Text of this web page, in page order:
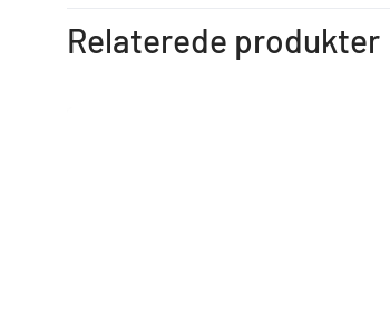
Relaterede produkter